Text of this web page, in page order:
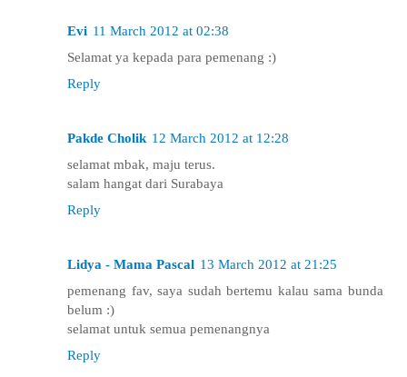
Evi 11 March 2012 at 02:38
Selamat ya kepada para pemenang :)
Reply
Pakde Cholik 12 March 2012 at 12:28
selamat mbak, maju terus.
salam hangat dari Surabaya
Reply
Lidya - Mama Pascal 13 March 2012 at 21:25
pemenang fav, saya sudah bertemu kalau sama bunda
belum :)
selamat untuk semua pemenangnya
Reply